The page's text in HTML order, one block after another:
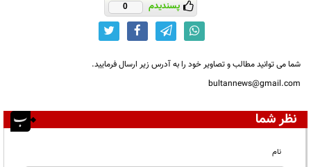
پسندیدم 0
شما می توانید مطالب و تصاویر خود را به آدرس زیر ارسال فرمایید.
bultannews@gmail.com
نظر شما
نام